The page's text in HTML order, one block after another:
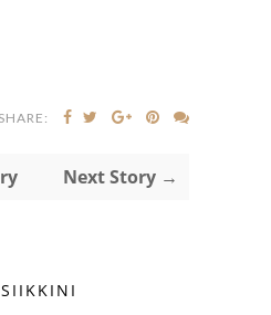
SHARE:
Next Story →
SIIKKINI